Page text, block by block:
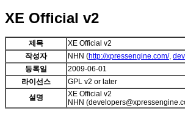
XE Official v2
제목
XE Official v2
작성자
NHN (http://xpressengine.com/,
등록일
2009-06-01
라이선스
GPL v2 or later
설명
XE Official v2
NHN